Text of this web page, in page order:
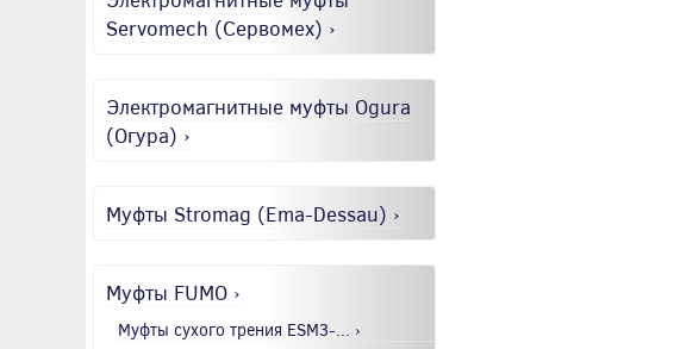
Servomech (Сервомех) ›
Электромагнитные муфты Ogura
(Огура) ›
Муфты Stromag (Ema-Dessau) ›
Муфты FUMO ›
Муфты сухого трения ESM3-... ›